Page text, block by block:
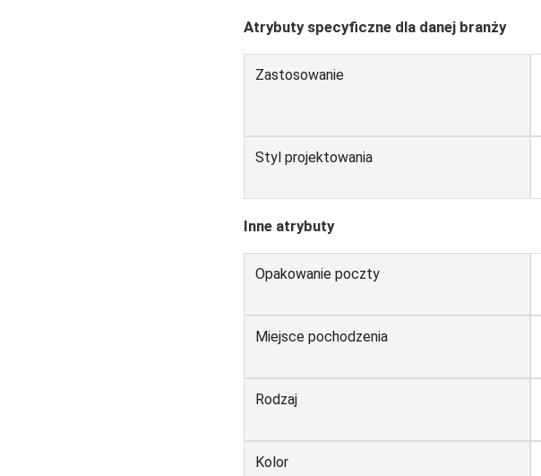
Atrybuty specyficzne dla danej branży
Zastosowanie
Styl projektowania
Inne atrybuty
Opakowanie poczty
Miejsce pochodzenia
Rodzaj
Kolor